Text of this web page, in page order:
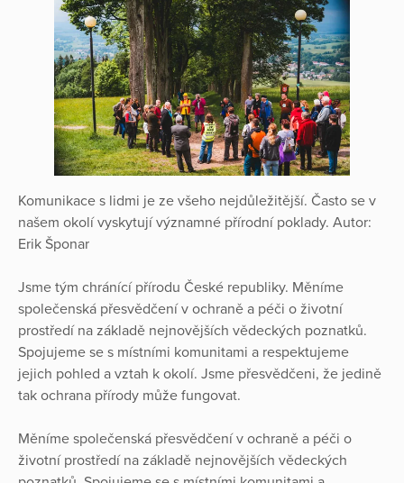
Komunikace s lidmi je ze všeho nejdůležitější. Často se v
našem okolí vyskytují významné přírodní poklady. Autor:
Erik Šponar
Jsme tým chránící přírodu České republiky. Měníme
společenská přesvědčení v ochraně a péči o životní
prostředí na základě nejnovějších vědeckých poznatků.
Spojujeme se s místními komunitami a respektujeme
jejich pohled a vztah k okolí. Jsme přesvědčeni, že jedině
tak ochrana přírody může fungovat.
Měníme společenská přesvědčení v ochraně a péči o
životní prostředí na základě nejnovějších vědeckých